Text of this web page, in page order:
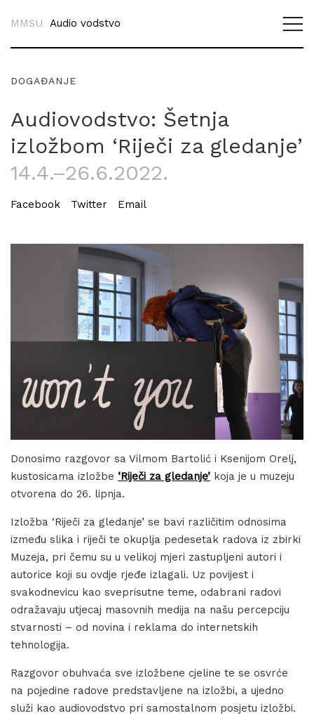
MMSU Audio vodstvo
DOGAĐANJE
Audiovodstvo: Šetnja
izložbom ‘Riječi za gledanje’
14.4.–26.6.2022.
Facebook Twitter Email
Donosimo razgovor sa Vilmom Bartolić i Ksenijom Orelj,
kustosicama izložbe ‘Riječi za gledanje’ koja je u muzeju
otvorena do 26. lipnja.
Izložba ‘Riječi za gledanje’ se bavi različitim odnosima
između slika i riječi te okuplja pedesetak radova iz zbirki
Muzeja, pri čemu su u velikoj mjeri zastupljeni autori i
autorice koji su ovdje rjeđe izlagali. Uz povijest i
svakodnevicu kao sveprisutne teme, odabrani radovi
odražavaju utjecaj masovnih medija na našu percepciju
stvarnosti – od novina i reklama do internetskih
tehnologija.
Razgovor obuhvaća sve izložbene cjeline te se osvrće
na pojedine radove predstavljene na izložbi, a ujedno
služi kao audiovodstvo pri samostalnom posjetu izložbi.